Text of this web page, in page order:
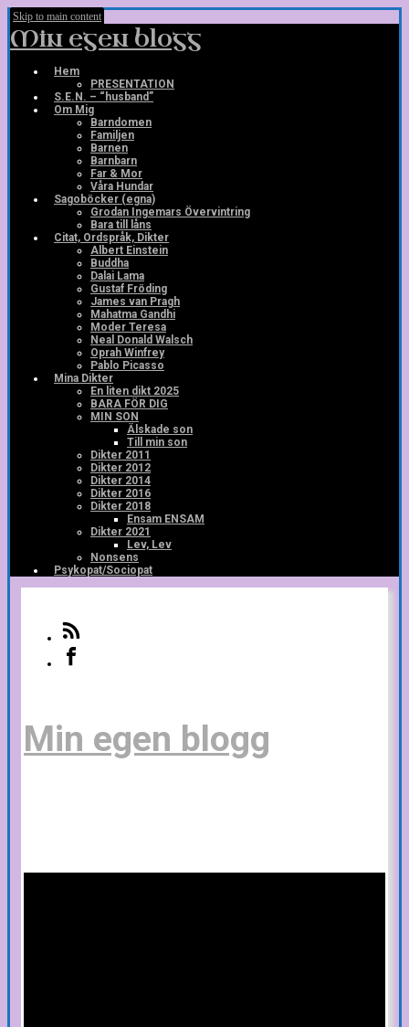
Skip to main content
Min egen blogg
Hem
PRESENTATION
S.E.N. – “husband”
Om Mig
Barndomen
Familjen
Barnen
Barnbarn
Far & Mor
Våra Hundar
Sagoböcker (egna)
Grodan Ingemars Övervintring
Bara till låns
Citat, Ordspråk, Dikter
Albert Einstein
Buddha
Dalai Lama
Gustaf Fröding
James van Pragh
Mahatma Gandhi
Moder Teresa
Neal Donald Walsch
Oprah Winfrey
Pablo Picasso
Mina Dikter
En liten dikt 2025
BARA FÖR DIG
MIN SON
Älskade son
Till min son
Dikter 2011
Dikter 2012
Dikter 2014
Dikter 2016
Dikter 2018
Ensam ENSAM
Dikter 2021
Lev, Lev
Nonsens
Psykopat/Sociopat
Min egen blogg